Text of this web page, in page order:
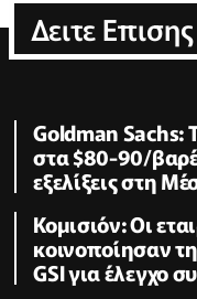
Δειτε Επισης
Goldman Sachs:
στα $80-90/
εξελίξεις στη
Κομισιόν: Οι
κοινοποίησαν
GSI για έλεγχο